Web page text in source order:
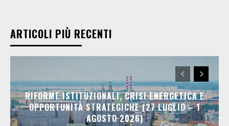
ARTICOLI PIÙ RECENTI
RIFORME ISTITUZIONALI, CRISI ENERGETICA E
OPPORTUNITÀ STRATEGICHE (27 LUGLIO – 1
AGOSTO 2026)